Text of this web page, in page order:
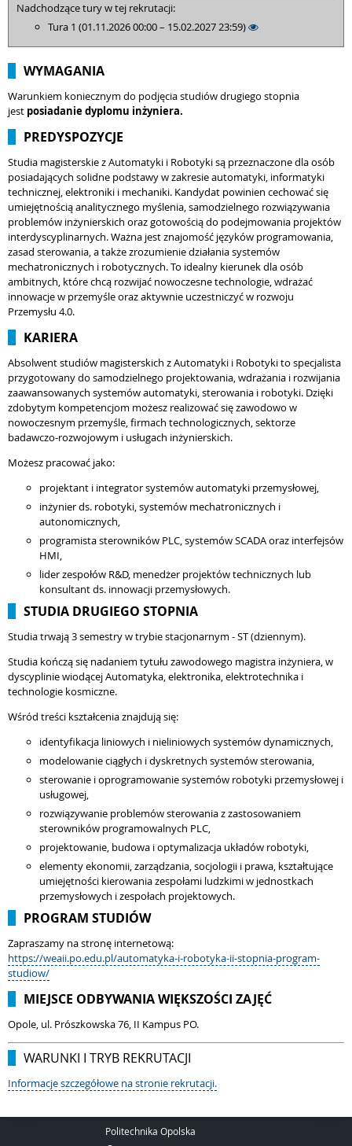
Nadchodzące tury w tej rekrutacji:
Tura 1 (01.11.2026 00:00 – 15.02.2027 23:59)
WYMAGANIA
Warunkiem koniecznym do podjęcia studiów drugiego stopnia
jest posiadanie dyplomu inżyniera.
PREDYSPOZYCJE
Studia magisterskie z Automatyki i Robotyki są przeznaczone dla osób
posiadających solidne podstawy w zakresie automatyki, informatyki
technicznej, elektroniki i mechaniki. Kandydat powinien cechować się
umiejętnością analitycznego myślenia, samodzielnego rozwiązywania
problemów inżynierskich oraz gotowością do podejmowania projektów
interdyscyplinarnych. Ważna jest znajomość języków programowania,
zasad sterowania, a także zrozumienie działania systemów
mechatronicznych i robotycznych. To idealny kierunek dla osób
ambitnych, które chcą rozwijać nowoczesne technologie, wdrażać
innowacje w przemyśle oraz aktywnie uczestniczyć w rozwoju
Przemysłu 4.0.
KARIERA
Absolwent studiów magisterskich z Automatyki i Robotyki to specjalista
przygotowany do samodzielnego projektowania, wdrażania i rozwijania
zaawansowanych systemów automatyki, sterowania i robotyki. Dzięki
zdobytym kompetencjom możesz realizować się zawodowo w
nowoczesnym przemyśle, firmach technologicznych, sektorze
badawczo-rozwojowym i usługach inżynierskich.
Możesz pracować jako:
projektant i integrator systemów automatyki przemysłowej,
inżynier ds. robotyki, systemów mechatronicznych i
autonomicznych,
programista sterowników PLC, systemów SCADA oraz interfejsów
HMI,
lider zespołów R&D, menedżer projektów technicznych lub
konsultant ds. innowacji przemysłowych.
STUDIA DRUGIEGO STOPNIA
Studia trwają 3 semestry w trybie stacjonarnym - ST (dziennym).
Studia kończą się nadaniem tytułu zawodowego magistra inżyniera, w
dyscyplinie wiodącej Automatyka, elektronika, elektrotechnika i
technologie kosmiczne.
Wśród treści kształcenia znajdują się:
identyfikacja liniowych i nieliniowych systemów dynamicznych,
modelowanie ciągłych i dyskretnych systemów sterowania,
sterowanie i oprogramowanie systemów robotyki przemysłowej i
usługowej,
rozwiązywanie problemów sterowania z zastosowaniem
sterowników programowalnych PLC,
projektowanie, budowa i optymalizacja układów robotyki,
elementy ekonomii, zarządzania, socjologii i prawa, kształtujące
umiejętności kierowania zespołami ludzkimi w jednostkach
przemysłowych i zespołach projektowych.
PROGRAM STUDIÓW
Zapraszamy na stronę internetową:
https://weaii.po.edu.pl/automatyka-i-robotyka-ii-stopnia-program-
studiow/
MIEJSCE ODBYWANIA WIĘKSZOŚCI ZAJĘĆ
Opole, ul. Prószkowska 76, II Kampus PO.
WARUNKI I TRYB REKRUTACJI
Informacje szczegółowe na stronie rekrutacji.
Politechnika Opolska